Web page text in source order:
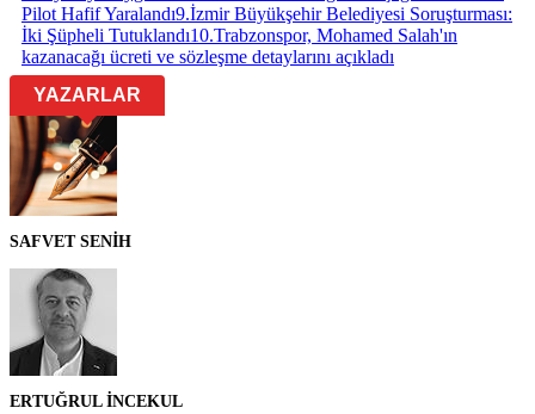
Pilot Hafif Yaralandı9.İzmir Büyükşehir Belediyesi Soruşturması:
İki Şüpheli Tutuklandı10.Trabzonspor, Mohamed Salah'ın
kazanacağı ücreti ve sözleşme detaylarını açıkladı
YAZARLAR
SAFVET SENİH
ERTUĞRUL İNCEKUL